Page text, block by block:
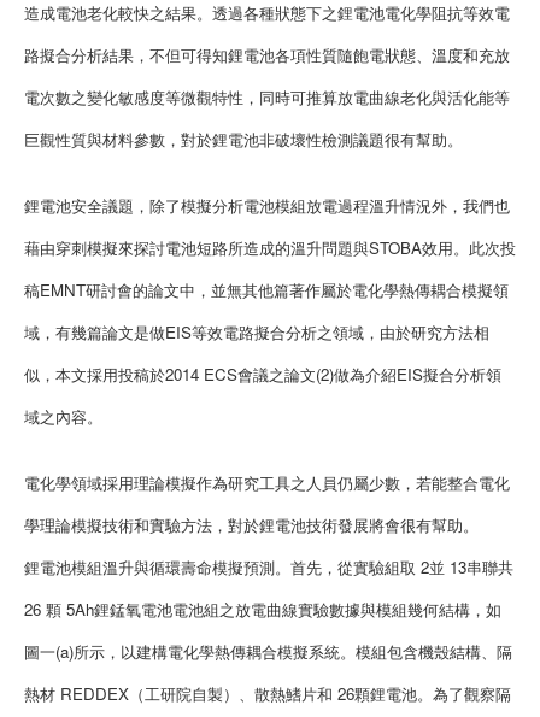
造成電池老化較快之結果。透過各種狀態下之鋰電池電化學阻抗等效電
路擬合分析結果，不但可得知鋰電池各項性質隨飽電狀態、溫度和充放
電次數之變化敏感度等微觀特性，同時可推算放電曲線老化與活化能等
巨觀性質與材料參數，對於鋰電池非破壞性檢測議題很有幫助。
鋰電池安全議題，除了模擬分析電池模組放電過程溫升情況外，我們也
藉由穿刺模擬來探討電池短路所造成的溫升問題與STOBA效用。此次投
稿EMNT研討會的論文中，並無其他篇著作屬於電化學熱傳耦合模擬領
域，有幾篇論文是做EIS等效電路擬合分析之領域，由於研究方法相
似，本文採用投稿於2014 ECS會議之論文(2)做為介紹EIS擬合分析領
域之內容。
電化學領域採用理論模擬作為研究工具之人員仍屬少數，若能整合電化
學理論模擬技術和實驗方法，對於鋰電池技術發展將會很有幫助。
鋰電池模組溫升與循環壽命模擬預測。首先，從實驗組取 2並 13串聯共
26 顆 5Ah鋰錳氧電池電池組之放電曲線實驗數據與模組幾何結構，如
圖一(a)所示，以建構電化學熱傳耦合模擬系統。模組包含機殼結構、隔
熱材 REDDEX（工研院自製）、散熱鰭片和 26顆鋰電池。為了觀察隔